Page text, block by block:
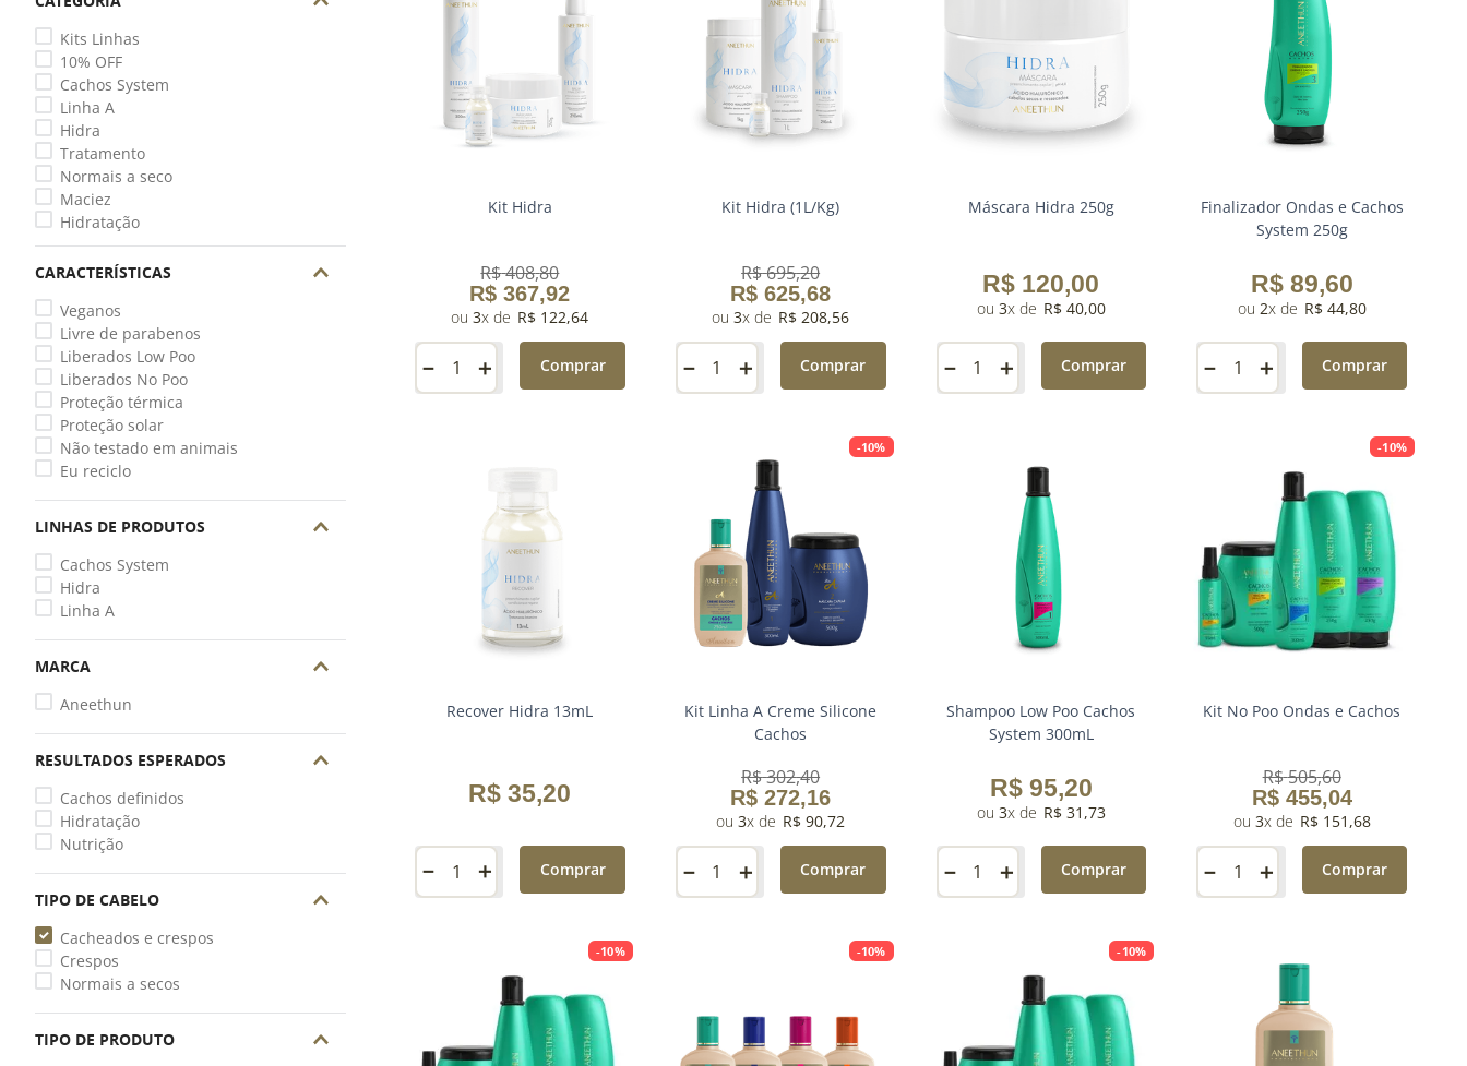
Kits Linhas
10% OFF
Cachos System
Linha A
Hidra
Tratamento
Normais a seco
Maciez
Hidratação
CARACTERÍSTICAS
Veganos
Livre de parabenos
Liberados Low Poo
Liberados No Poo
Proteção térmica
Proteção solar
Não testado em animais
Eu reciclo
LINHAS DE PRODUTOS
Cachos System
Hidra
Linha A
MARCA
Aneethun
RESULTADOS ESPERADOS
Cachos definidos
Hidratação
Nutrição
TIPO DE CABELO
Cacheados e crespos
Crespos
Normais a secos
TIPO DE PRODUTO
Kit Hidra
R$408,80
R$ 367,92
3 R$ 122,64
＋
－ Comprar
Kit Hidra (1L/Kg)
R$695,20
R$ 625,68
3 R$ 208,56
＋
－ Comprar
Máscara Hidra 250g
R$ 120,00
3 R$ 40,00
＋
－ Comprar
Finalizador Ondas e Cachos
System 250g
R$ 89,60
2 R$ 44,80
＋
－ Comprar
Recover Hidra 13mL
R$ 35,20
＋
－ Comprar
-10%
Kit Linha A Creme Silicone
Cachos
R$302,40
R$ 272,16
3 R$ 90,72
＋
－ Comprar
Shampoo Low Poo Cachos
System 300mL
R$ 95,20
3 R$ 31 ,73
＋
－ Comprar
-10%
Kit No Poo Ondas e Cachos
R$505,60
R$ 455,04
3 R$ 151 ,68
＋
－ Comprar
-10% -10% -10%